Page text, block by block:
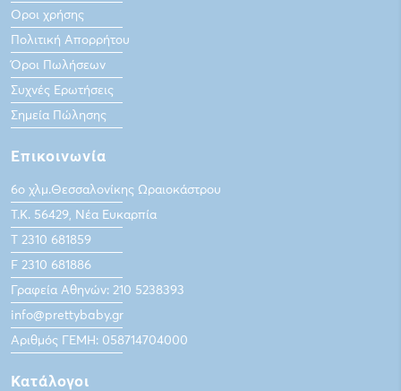
Οροι χρήσης
Πολιτική Απορρήτου
Όροι Πωλήσεων
Συχνές Ερωτήσεις
Σημεία Πώλησης
Επικοινωνία
6ο χλμ.Θεσσαλονίκης Ωραιοκάστρου
Τ.Κ. 56429, Νέα Ευκαρπία
Τ 2310 681859
F 2310 681886
Γραφεία Αθηνών: 210 5238393
info@prettybaby.gr
Αριθμός ΓΕΜΗ: 058714704000
Κατάλογοι